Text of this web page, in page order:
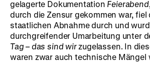
gelagerte Dokumentation Feierabend
durch die Zensur gekommen war, fiel
staatlichen Abnahme durch und
durchgreifender Umarbeitung unter
Tag – das sind wirzugelassen. In
waren zwar auch technische Mängel